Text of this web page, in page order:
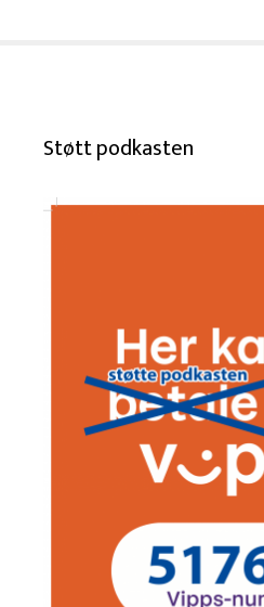
Støtt podkasten